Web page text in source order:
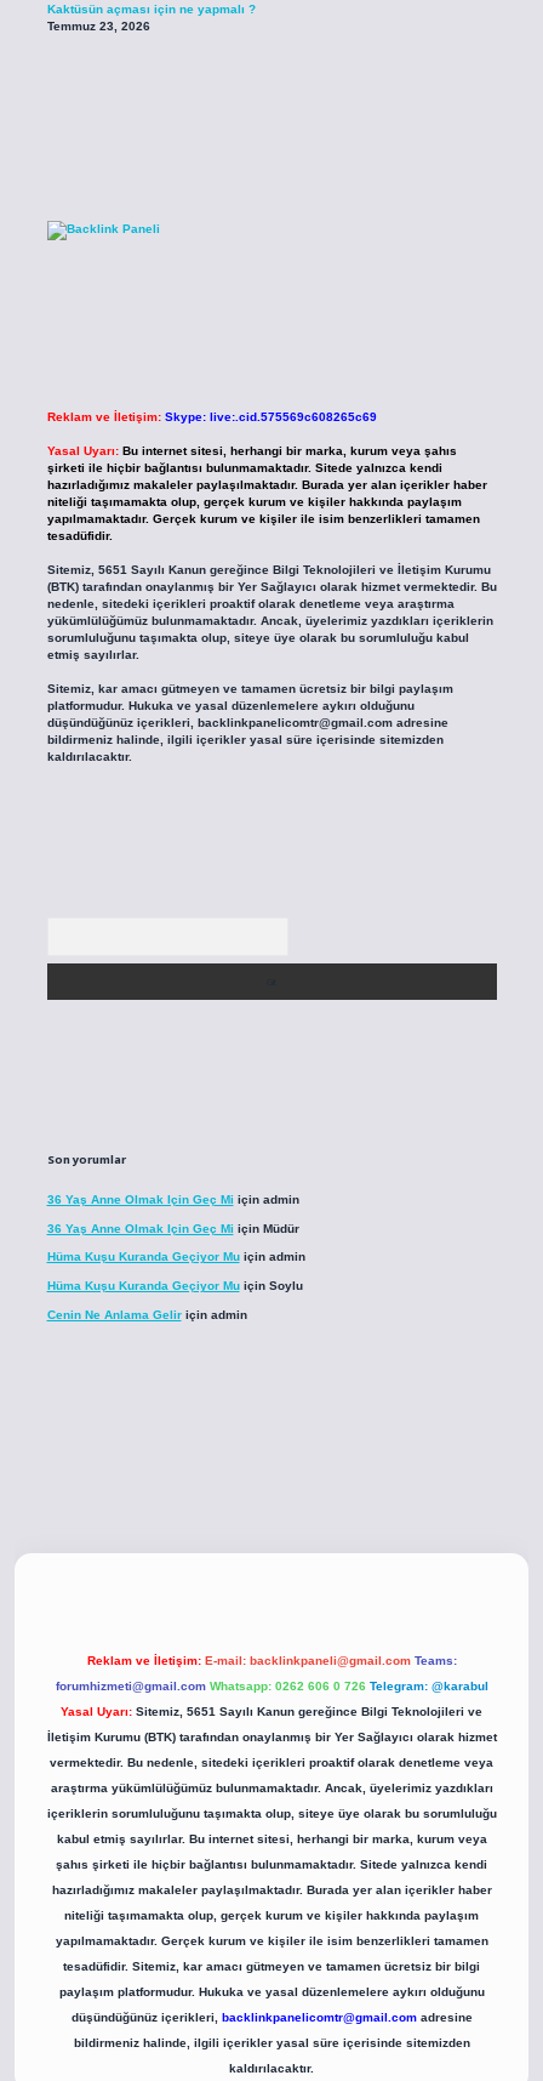
Kaktüsün açması için ne yapmalı ?
Temmuz 23, 2026
Reklam ve İletişim: Skype: live:.cid.575569c608265c69
Yasal Uyarı: Bu internet sitesi, herhangi bir marka, kurum veya şahıs
şirketi ile hiçbir bağlantısı bulunmamaktadır. Sitede yalnızca kendi
hazırladığımız makaleler paylaşılmaktadır. Burada yer alan içerikler haber
niteliği taşımamakta olup, gerçek kurum ve kişiler hakkında paylaşım
yapılmamaktadır. Gerçek kurum ve kişiler ile isim benzerlikleri tamamen
tesadüfidir.
Sitemiz, 5651 Sayılı Kanun gereğince Bilgi Teknolojileri ve İletişim Kurumu
(BTK) tarafından onaylanmış bir Yer Sağlayıcı olarak hizmet vermektedir. Bu
nedenle, sitedeki içerikleri proaktif olarak denetleme veya araştırma
yükümlülüğümüz bulunmamaktadır. Ancak, üyelerimiz yazdıkları içeriklerin
sorumluluğunu taşımakta olup, siteye üye olarak bu sorumluluğu kabul
etmiş sayılırlar.
Sitemiz, kar amacı gütmeyen ve tamamen ücretsiz bir bilgi paylaşım
platformudur. Hukuka ve yasal düzenlemelere aykırı olduğunu
düşündüğünüz içerikleri, backlinkpanelicomtr@gmail.comadresine
bildirmeniz halinde, ilgili içerikler yasal süre içerisinde sitemizden
kaldırılacaktır.
Son yorumlar
36 Yaş Anne Olmak Için Geç Mi için admin
36 Yaş Anne Olmak Için Geç Mi için Müdür
Hüma Kuşu Kuranda Geçiyor Muiçin admin
Hüma Kuşu Kuranda Geçiyor Muiçin Soylu
Cenin Ne Anlama Geliriçin admin
Reklam ve İletişim: E-mail: backlinkpaneli@gmail.com Teams:
forumhizmeti@gmail.com Whatsapp: 0262 606 0 726 Telegram: @karabul
Yasal Uyarı: Sitemiz, 5651 Sayılı Kanun gereğince Bilgi Teknolojileri ve
İletişim Kurumu (BTK) tarafından onaylanmış bir Yer Sağlayıcı olarak hizmet
vermektedir. Bu nedenle, sitedeki içerikleri proaktif olarak denetleme veya
araştırma yükümlülüğümüz bulunmamaktadır. Ancak, üyelerimiz yazdıkları
içeriklerin sorumluluğunu taşımakta olup, siteye üye olarak bu sorumluluğu
kabul etmiş sayılırlar. Bu internet sitesi, herhangi bir marka, kurum veya
şahıs şirketi ile hiçbir bağlantısı bulunmamaktadır. Sitede yalnızca kendi
hazırladığımız makaleler paylaşılmaktadır. Burada yer alan içerikler haber
niteliği taşımamakta olup, gerçek kurum ve kişiler hakkında paylaşım
yapılmamaktadır. Gerçek kurum ve kişiler ile isim benzerlikleri tamamen
tesadüfidir. Sitemiz, kar amacı gütmeyen ve tamamen ücretsiz bir bilgi
paylaşım platformudur. Hukuka ve yasal düzenlemelere aykırı olduğunu
düşündüğünüz içerikleri, backlinkpanelicomtr@gmail.comadresine
bildirmeniz halinde, ilgili içerikler yasal süre içerisinde sitemizden
kaldırılacaktır.